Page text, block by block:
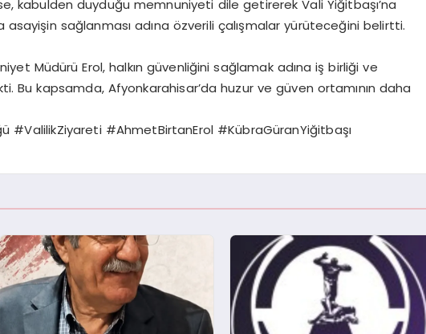
kabulden duyduğu memnuniyeti dile getirerek Vali Yiğitbaşı’na
asayişin sağlanması adına özverili çalışmalar yürüteceğini belirtti.
Müdürü Erol, halkın güvenliğini sağlamak adına iş birliği ve
Bu kapsamda, Afyonkarahisar’da huzur ve güven ortamının daha
#ValilikZiyareti #AhmetBirtanErol #KübraGüranYiğitbaşı